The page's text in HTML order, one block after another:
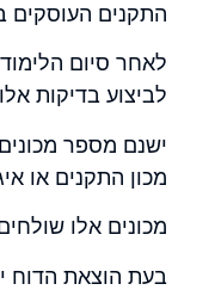
התקנים העוסקים
לאחר סיום
לביצוע בדיקות
ישנם מספר
מכון התקנים או
מכונים אלו
בעת הוצאת הדוח